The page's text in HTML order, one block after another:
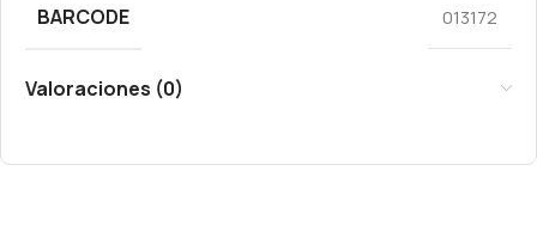
BARCODE 013172
Valoraciones (0)